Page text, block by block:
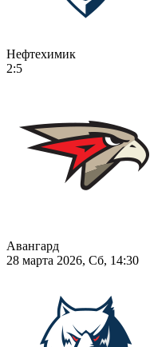
Нефтехимик
2:5
Авангард
28 марта 2026, Сб, 14:30